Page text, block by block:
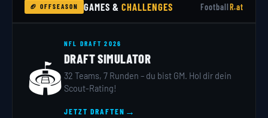
🏈 OFFSEASON GAMES &CHALLENGES FootballR.at
🏟️
NFL DRAFT 2026
DRAFT SIMULATOR
32 Teams, 7 Runden – du bist GM. Hol dir dein
Scout-Rating!
JETZT DRAFTEN →